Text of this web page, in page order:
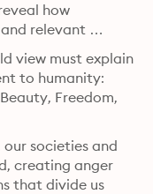
how
relevant
view must explain
to humanity:
Freedom,
societies and
creating anger
that divide us